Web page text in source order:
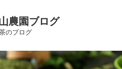
農園ブログ
のブログ